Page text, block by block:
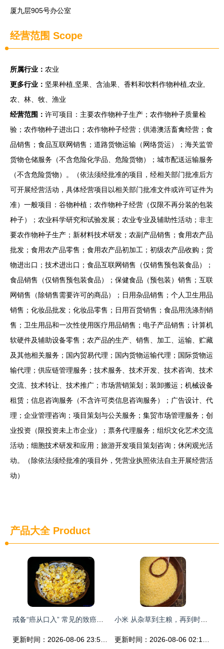
厦九层905号办公室
经营范围 Scope
所属行业： 农业
更多行业： 坚果种植,坚果、含油果、香料和饮料作物种植,农业,
农、林、牧、渔业
经营范围： 许可项目：主要农作物种子生产；农作物种子质量检
验；农作物种子进出口；农作物种子经营；供港澳活畜禽经营；食
品销售；食品互联网销售；道路货物运输（网络货运）；海关监管
货物仓储服务（不含危险化学品、危险货物）；城市配送运输服务
（不含危险货物）。（依法须经批准的项目，经相关部门批准后方
可开展经营活动，具体经营项目以相关部门批准文件或许可证件为
准）一般项目：谷物种植；农作物种子经营（仅限不再分装的包装
种子）；农业科学研究和试验发展；农业专业及辅助性活动；非主
要农作物种子生产；新材料技术研发；农副产品销售；食用农产品
批发；食用农产品零售；食用农产品初加工；初级农产品收购；货
物进出口；技术进出口；食品互联网销售（仅销售预包装食品）；
食品销售（仅销售预包装食品）；保健食品（预包装）销售；互联
网销售（除销售需要许可的商品）；日用杂品销售；个人卫生用品
销售；化妆品批发；化妆品零售；日用百货销售；食品用洗涤剂销
售；卫生用品和一次性使用医疗用品销售；电子产品销售；计算机
软硬件及辅助设备零售；农产品的生产、销售、加工、运输、贮藏
及其他相关服务；国内贸易代理；国内货物运输代理；国际货物运
输代理；供应链管理服务；技术服务、技术开发、技术咨询、技术
交流、技术转让、技术推广；市场营销策划；装卸搬运；机械设备
租赁；信息咨询服务（不含许可类信息咨询服务）；广告设计、代
理；企业管理咨询；项目策划与公关服务；集贸市场管理服务；创
业投资（限投资未上市企业）；票务代理服务；组织文化艺术交流
活动；细胞技术研发和应用；旅游开发项目策划咨询；休闲观光活
动。（除依法须经批准的项目外，凭营业执照依法自主开展经营活
动）
产品大全Product